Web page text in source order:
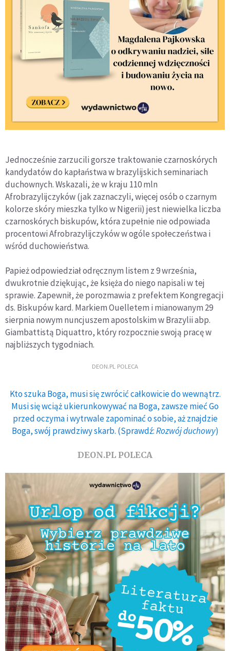
Jednocześnie zarzucili gorsze traktowanie czarnoskórych
kandydatów do kapłaństwa w brazylijskich seminariach
duchownych. Wskazali, że w kraju 110 mln
Afrobrazylijczyków (jak zaznaczyli, więcej osób o czarnym
kolorze skóry mieszka tylko w Nigerii) jest niewielka liczba
czarnoskórych biskupów, która zupełnie nie odpowiada
procentowi Afrobrazylijczyków w ogóle społeczeństwa i
wśród duchowieństwa.
Papież odpowiedział odręcznym listem z 9 września,
dwukrotnie dziękując, że księża do niego napisali w tej
sprawie. Zapewnił, że porozmawia z prefektem Kongregacji
ds. Biskupów kard. Markiem Ouelletem i mianowanym 29
sierpnia nowym nuncjuszem apostolskim w Brazylii abp.
Giambattistą Diquattro, który rozpocznie swoją pracę w
najbliższych tygodniach.
DEON.PL POLECA
Kto szuka Boga, musi się zwrócić całkowicie do wewnątrz.
Musi się wciąż ukierunkowywać na Boga, zawsze mieć Go
przed oczyma i wytrwale zapominać o sobie, aż znajdzie
Boga, swój prawdziwy skarb. (Sprawdź:Rozwój duchowy)
DEON.PL POLECA